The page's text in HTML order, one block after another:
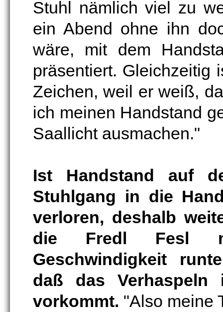
Stuhl nämlich viel zu
ein Abend ohne ihn
wäre, mit dem
präsentiert. Gleichzeitig
Zeichen, weil er weiß,
ich meinen Handstand
Saallicht ausmachen."
Ist Handstand auf
Stuhlgang in die
verloren, deshalb
die Fredl Fesl
Geschwindigkeit
daß das
vorkommt. "Also meine